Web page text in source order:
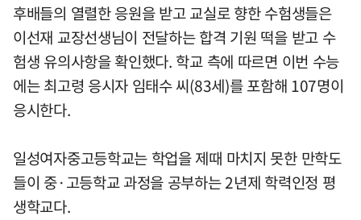
후배들의 열렬한 응원을 받고 교실로 향한 수험생들은
이선재 교장선생님이 전달하는 합격 기원 떡을 받고 수
험생 유의사항을 확인했다. 학교 측에 따르면 이번 수능
에는 최고령 응시자 임태수 씨(83세)를 포함해 107명이
응시한다.
일성여자중고등학교는 학업을 제때 마치지 못한 만학도
들이 중·고등학교 과정을 공부하는 2년제 학력인정 평
생학교다.